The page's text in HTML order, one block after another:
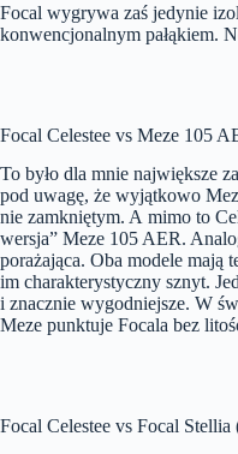
Focal wygrywa zaś jedynie
konwencjonalnym pałąkiem.
Focal Celestee vs Meze 105
To było dla mnie największe
pod uwagę, że wyjątkowo
nie zamkniętym. A mimo to
wersja” Meze 105 AER.
porażająca. Oba modele mają
im charakterystyczny sznyt.
i znacznie wygodniejsze. W
Meze punktuje Focala bez
Focal Celestee vs Focal Stellia